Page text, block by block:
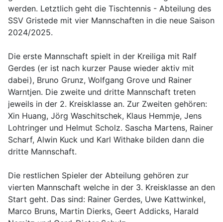
werden. Letztlich geht die Tischtennis - Abteilung des
SSV Gristede mit vier Mannschaften in die neue Saison
2024/2025.
Die erste Mannschaft spielt in der Kreiliga mit Ralf
Gerdes (er ist nach kurzer Pause wieder aktiv mit
dabei), Bruno Grunz, Wolfgang Grove und Rainer
Warntjen. Die zweite und dritte Mannschaft treten
jeweils in der 2. Kreisklasse an. Zur Zweiten gehören:
Xin Huang, Jörg Waschitschek, Klaus Hemmje, Jens
Lohtringer und Helmut Scholz. Sascha Martens, Rainer
Scharf, Alwin Kuck und Karl Withake bilden dann die
dritte Mannschaft.
Die restlichen Spieler der Abteilung gehören zur
vierten Mannschaft welche in der 3. Kreisklasse an den
Start geht. Das sind: Rainer Gerdes, Uwe Kattwinkel,
Marco Bruns, Martin Dierks, Geert Addicks, Harald